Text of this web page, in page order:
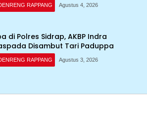
RAPPANG Agustus 4, 2026
di Polres Sidrap, AKBP Indra
Disambut Tari Paduppa
RAPPANG Agustus 3, 2026